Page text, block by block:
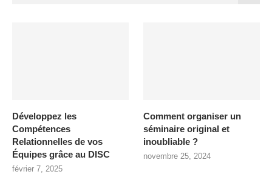
Développez les
Compétences
Relationnelles de vos
Équipes grâce au DISC
février 7, 2025
Comment organiser un
séminaire original et
inoubliable ?
novembre 25, 2024